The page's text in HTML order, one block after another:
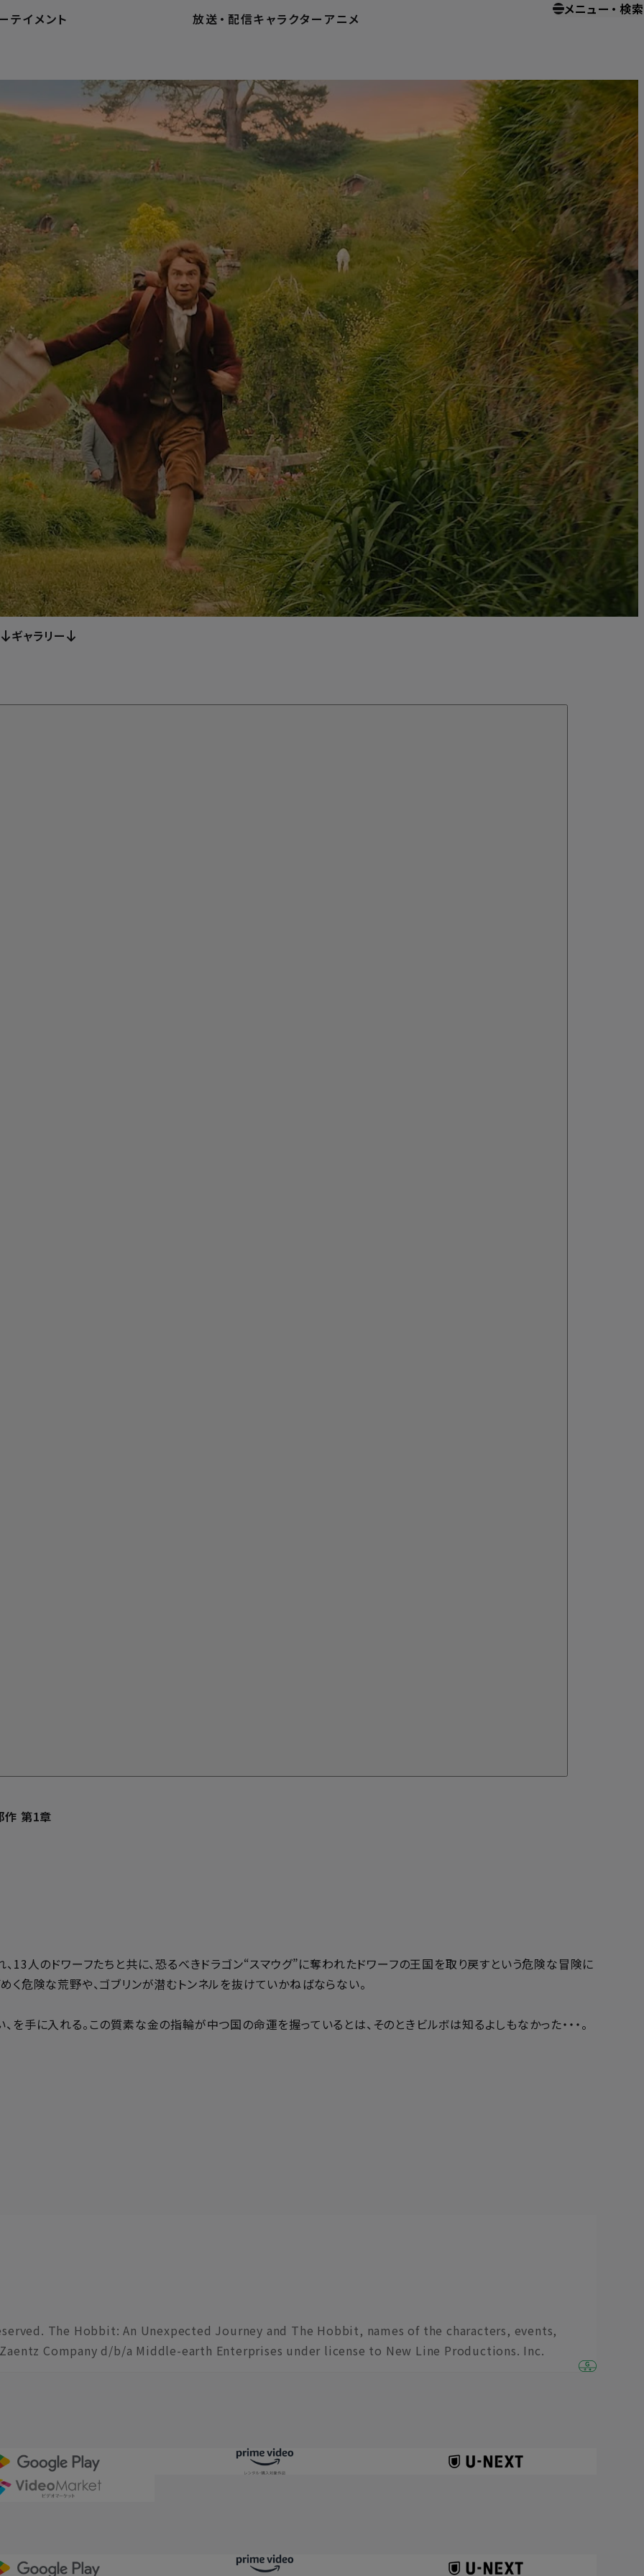
テイメント 放送 ・ 配信キャラクター アニメ
メニュー ・ 検索
ホーム ホームエンターテイメント
ギャラリー
作 第1章
13人のドワーフたちと共に、恐るべきドラゴン“スマウグ”に奪われたドワーフの王国を取り戻すという危険な冒険に
く危険な荒野や、ゴブリンが潜むトンネルを抜けていかねばならない。
手に入れる。この質素な金の指輪が中つ国の命運を握っているとは、そのときビルボは知るよしもなかった・・・。
The Hobbit: An Unexpected Journey and The Hobbit, names of the characters, events,
Company d/b/a Middle-earth Enterprises under license to New Line Productions. Inc.